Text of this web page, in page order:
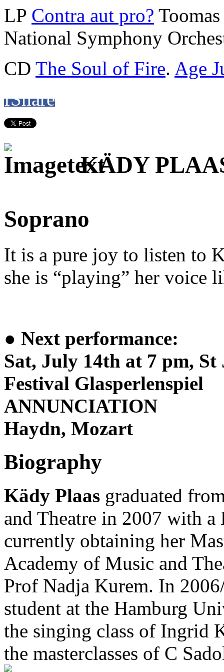
LP Contra aut pro?
National Symphony
CD The Soul of Fire. Age
fShare
KÄDY
Soprano
It is a pure joy to listen to
she is “playing” her voice
● Next performance:
Sat, July 14th at 7 pm,
Festival Glasperlenspiel
ANNUNCIATION
Haydn, Mozart
Biography
Kädy Plaas graduated
and Theatre in 2007 with
currently obtaining her
Academy of Music and
Prof Nadja Kurem. In
student at the Hamburg
the singing class of Ingrid
the masterclasses of C